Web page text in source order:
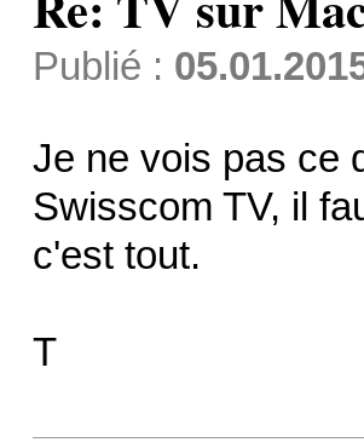
Publié :
Je ne vois pas ce
Swisscom TV, il
c'est tout.
T